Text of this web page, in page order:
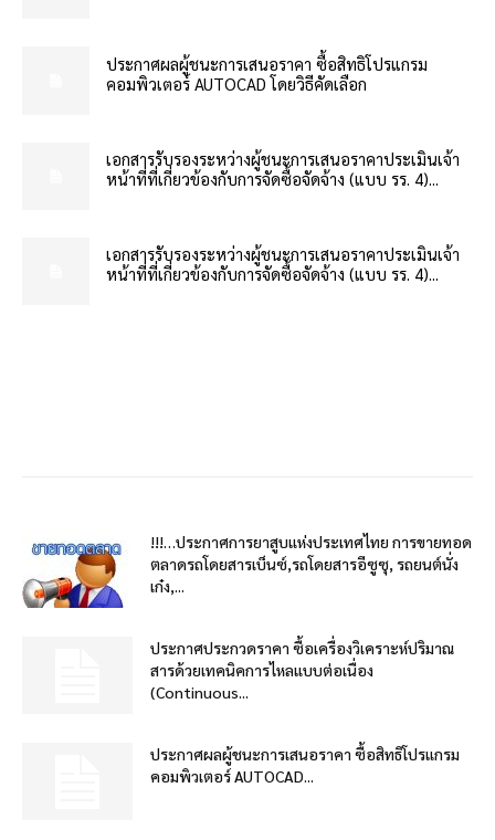
ประกาศผลผู้ชนะการเสนอราคา ซื้อสิทธิโปรแกรม
คอมพิวเตอร์ AUTOCAD โดยวิธีคัดเลือก
เอกสารรับรองระหว่างผู้ชนะการเสนอราคาประเมินเจ้า
หน้าที่ที่เกี่ยวข้องกับการจัดซื้อจัดจ้าง (แบบ รร. 4)...
เอกสารรับรองระหว่างผู้ชนะการเสนอราคาประเมินเจ้า
หน้าที่ที่เกี่ยวข้องกับการจัดซื้อจัดจ้าง (แบบ รร. 4)...
!!!…ประกาศการยาสูบแห่งประเทศไทย การขายทอด
ตลาดรถโดยสารเบ็นซ์,รถโดยสารอีซูซุ, รถยนต์นั่ง
เก๋ง,...
ประกาศประกวดราคา ซื้อเครื่องวิเคราะห์ปริมาณ
สารด้วยเทคนิคการไหลแบบต่อเนื่อง
(Continuous...
ประกาศผลผู้ชนะการเสนอราคา ซื้อสิทธิโปรแกรม
คอมพิวเตอร์ AUTOCAD...